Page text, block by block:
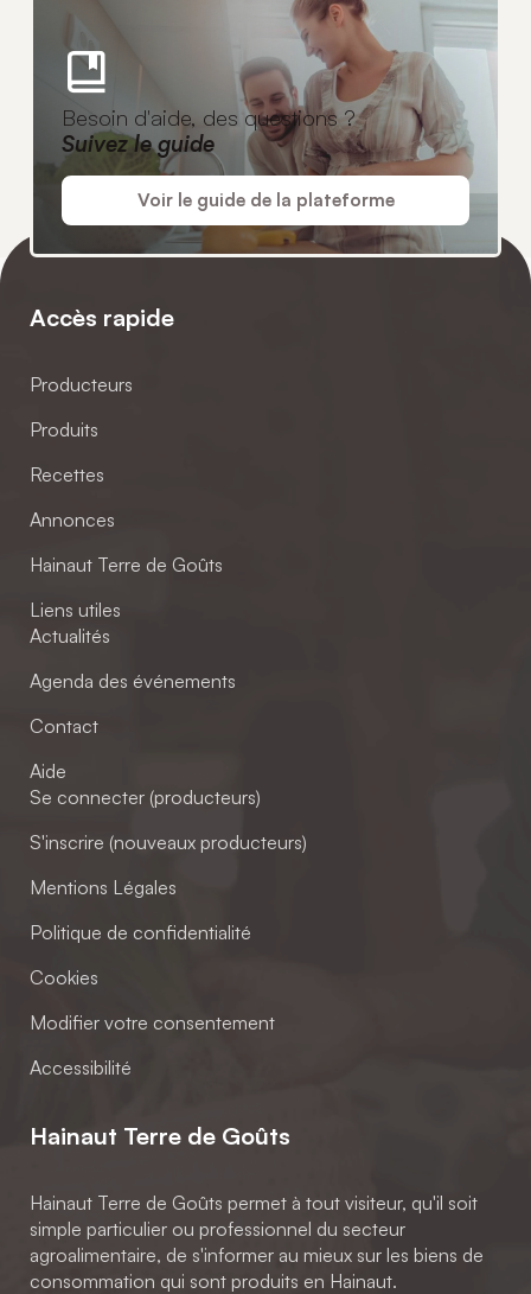
Besoin d'aide, des questions ?
Suivez le guide
Voir le guide de la plateforme
Accès rapide
Producteurs
Produits
Recettes
Annonces
Hainaut Terre de Goûts
Liens utiles
Actualités
Agenda des événements
Contact
Aide
Se connecter (producteurs)
S'inscrire (nouveaux producteurs)
Mentions Légales
Politique de confidentialité
Cookies
Modifier votre consentement
Accessibilité
Hainaut Terre de Goûts
Hainaut Terre de Goûts permet à tout visiteur, qu'il soit
simple particulier ou professionnel du secteur
agroalimentaire, de s'informer au mieux sur les biens de
consommation qui sont produits en Hainaut.